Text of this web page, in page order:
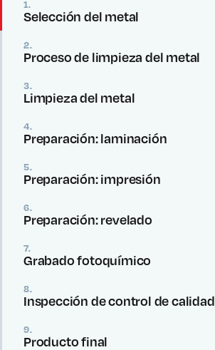
1.
Selección del metal
2.
Proceso de limpieza del metal
3.
Limpieza del metal
4.
Preparación: laminación
5.
Preparación: impresión
6.
Preparación: revelado
7.
Grabado fotoquímico
8.
Inspección de control de calidad
9.
Producto final